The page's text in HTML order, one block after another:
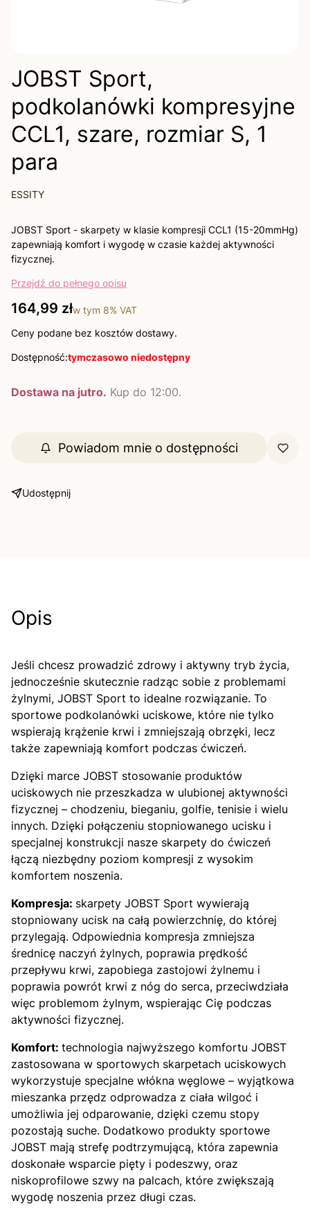
JOBST Sport,
podkolanówki kompresyjne
CCL1, szare, rozmiar S, 1
para
ESSITY
JOBST Sport - skarpety w klasie kompresji CCL1 (15-20mmHg)
zapewniają komfort i wygodę w czasie każdej aktywności
fizycznej.
Przejdź do pełnego opisu
Cena
164,99 złw tym 8% VAT
Ceny podane bez kosztów dostawy.
Dostępność:tymczasowo niedostępny
Dostawa na jutro. Kup do 12:00.
Powiadom mnie o dostępności
Udostępnij
Opis
Jeśli chcesz prowadzić zdrowy i aktywny tryb życia,
jednocześnie skutecznie radząc sobie z problemami
żylnymi, JOBST Sport to idealne rozwiązanie. To
sportowe podkolanówki uciskowe, które nie tylko
wspierają krążenie krwi i zmniejszają obrzęki, lecz
także zapewniają komfort podczas ćwiczeń.
Dzięki marce JOBST stosowanie produktów
uciskowych nie przeszkadza w ulubionej aktywności
fizycznej – chodzeniu, bieganiu, golfie, tenisie i wielu
innych. Dzięki połączeniu stopniowanego ucisku i
specjalnej konstrukcji nasze skarpety do ćwiczeń
łączą niezbędny poziom kompresji z wysokim
komfortem noszenia.
Kompresja: skarpety JOBST Sport wywierają
stopniowany ucisk na całą powierzchnię, do której
przylegają. Odpowiednia kompresja zmniejsza
średnicę naczyń żylnych, poprawia prędkość
przepływu krwi, zapobiega zastojowi żylnemu i
poprawia powrót krwi z nóg do serca, przeciwdziała
więc problemom żylnym, wspierając Cię podczas
aktywności fizycznej.
Komfort: technologia najwyższego komfortu JOBST
zastosowana w sportowych skarpetach uciskowych
wykorzystuje specjalne włókna węglowe – wyjątkowa
mieszanka przędz odprowadza z ciała wilgoć i
umożliwia jej odparowanie, dzięki czemu stopy
pozostają suche. Dodatkowo produkty sportowe
JOBST mają strefę podtrzymującą, która zapewnia
doskonałe wsparcie pięty i podeszwy, oraz
niskoprofilowe szwy na palcach, które zwiększają
wygodę noszenia przez długi czas.